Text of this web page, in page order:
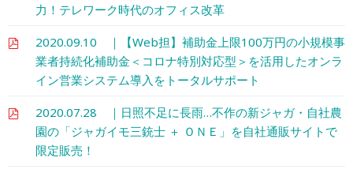
力！テレワーク時代のオフィス改革
2020.09.10 ｜【Web担】補助金上限100万円の小規模事
業者持続化補助金＜コロナ特別対応型＞を活用したオンラ
イン営業システム導入をトータルサポート
2020.07.28 ｜日照不足に長雨…不作の新ジャガ・自社農
園の「ジャガイモ三銃士 ＋ ＯＮＥ」を自社通販サイトで
限定販売！